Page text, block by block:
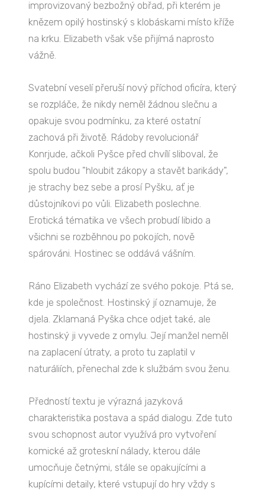
improvizovaný bezbožný obřad, při kterém je
knězem opilý hostinský s klobáskami místo kříže
na krku. Elizabeth však vše přijímá naprosto
vážně.
Svatební veselí přeruší nový příchod oficíra, který
se rozpláče, že nikdy neměl žádnou slečnu a
opakuje svou podmínku, za které ostatní
zachová při životě. Rádoby revolucionář
Konrjude, ačkoli Pyšce před chvílí sliboval, že
spolu budou "hloubit zákopy a stavět barikády",
je strachy bez sebe a prosí Pyšku, ať je
důstojníkovi po vůli. Elizabeth poslechne.
Erotická tématika ve všech probudí libido a
všichni se rozběhnou po pokojích, nově
spárováni. Hostinec se oddává vášním.
Ráno Elizabeth vychází ze svého pokoje. Ptá se,
kde je společnost. Hostinský jí oznamuje, že
djela. Zklamaná Pyška chce odjet také, ale
hostinský ji vyvede z omylu. Její manžel neměl
na zaplacení útraty, a proto tu zaplatil v
naturáliích, přenechal zde k službám svou ženu.
Předností textu je výrazná jazyková
charakteristika postava a spád dialogu. Zde tuto
svou schopnost autor využívá pro vytvoření
komické až groteskní nálady, kterou dále
umocňuje četnými, stále se opakujícími a
kupícími detaily, které vstupují do hry vždy s